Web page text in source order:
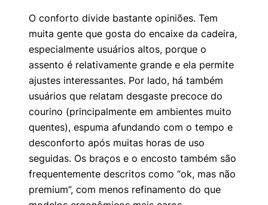
O conforto divide bastante opiniões. Tem
muita gente que gosta do encaixe da cadeira,
especialmente usuários altos, porque o
assento é relativamente grande e ela permite
ajustes interessantes. Por lado, há também
usuários que relatam desgaste precoce do
courino (principalmente em ambientes muito
quentes), espuma afundando com o tempo e
desconforto após muitas horas de uso
seguidas. Os braços e o encosto também são
frequentemente descritos como “ok, mas não
premium”, com menos refinamento do que